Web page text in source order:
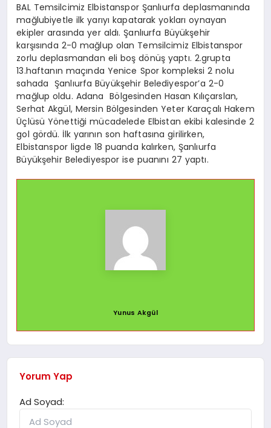
BAL Temsilcimiz Elbistanspor Şanlıurfa deplasmanında
mağlubiyetle ilk yarıyı kapatarak yokları oynayan
ekipler arasında yer aldı. Şanlıurfa Büyükşehir
karşısında 2-0 mağlup olan Temsilcimiz Elbistanspor
zorlu deplasmandan eli boş dönüş yaptı. 2.grupta
13.haftanın maçında Yenice Spor kompleksi 2 nolu
sahada Şanlıurfa Büyükşehir Belediyespor’a 2-0
mağlup oldu. Adana Bölgesinden Hasan Kılıçarslan,
Serhat Akgül, Mersin Bölgesinden Yeter Karaçalı Hakem
Üçlüsü Yönettiği mücadelede Elbistan ekibi kalesinde 2
gol gördü. İlk yarının son haftasına girilirken,
Elbistanspor ligde 18 puanda kalırken, Şanlıurfa
Büyükşehir Belediyespor ise puanını 27 yaptı.
Yunus Akgül
Yorum Yap
Ad Soyad: